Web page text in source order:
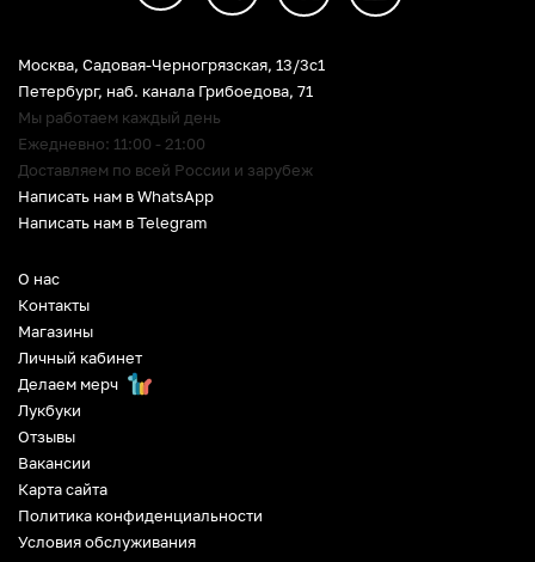
О нас
Контакты
Магазины
Личный кабинет
Делаем мерч
Лукбуки
Отзывы
Вакансии
Карта сайта
Политика конфиденциальности
Условия обслуживания
Москва, Садовая-Черногрязская, 13/3c1
Петербург, наб. канала Грибоедова, 71
Мы работаем каждый день
Ежедневно: 11:00 - 21:00
Доставляем по всей России и зарубеж
Написать нам в WhatsApp
Написать нам в Telegram